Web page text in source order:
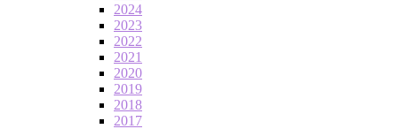
2024
2023
2022
2021
2020
2019
2018
2017